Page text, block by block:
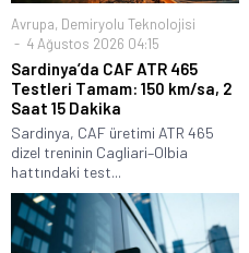
Avrupa, Demiryolu Teknolojisi
4 Ağustos 2026 04:15
Sardinya’da CAF ATR 465
Testleri Tamam: 150 km/sa, 2
Saat 15 Dakika
Sardinya, CAF üretimi ATR 465
dizel treninin Cagliari–Olbia
hattındaki test...